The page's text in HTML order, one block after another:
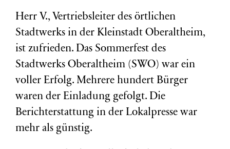
Herr V., Vertriebsleiter des örtlichen
Stadtwerks in der Kleinstadt Oberaltheim,
ist zufrieden. Das Sommerfest des
Stadtwerks Oberaltheim (SWO) war ein
voller Erfolg. Mehrere hundert Bürger
waren der Einladung gefolgt. Die
Berichterstattung in der Lokalpresse war
mehr als günstig.